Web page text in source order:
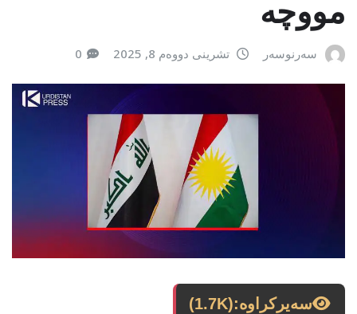
مووچە
سەرنوسەر تشرینی دووەم 8, 2025 0
سەیرکراوە:(1.7K)